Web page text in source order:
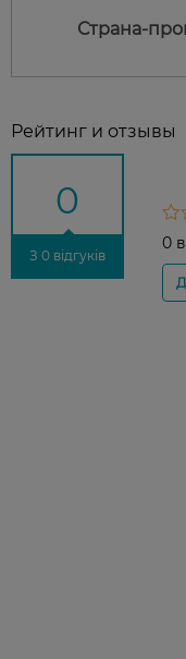
Страна-
Рейтинг и отзывы
0
З 0 відгуків
0